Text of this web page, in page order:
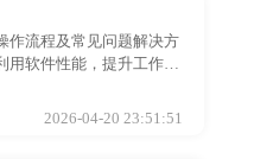
作流程及常见问题解决方
用软件性能，提升工作效
2026-04-20 23:51:51